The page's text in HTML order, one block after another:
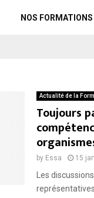
NOS FORMATIONS
Actualité de la
Toujours
by Essa 15
Les